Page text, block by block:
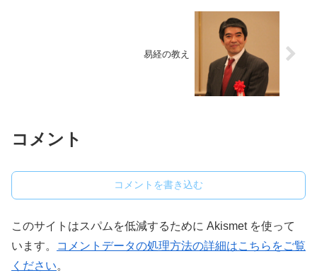
易経の教え
コメント
コメントを書き込む
このサイトはスパムを低減するために Akismet を使って
います。
コメントデータの処理方法の詳細はこちらをご覧
ください。